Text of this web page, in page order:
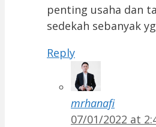
penting usaha dan
sedekah sebanyak
Reply
mrhanafi
07/01/2022 at